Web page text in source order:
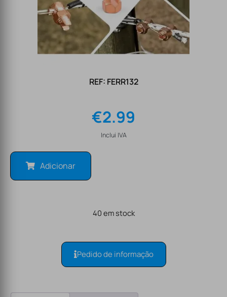
REF: FERR132
€2.99
Inclui IVA
Adicionar
40 em stock
Pedido de informação